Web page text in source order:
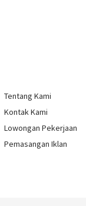
Tentang Kami
Kontak Kami
Lowongan Pekerjaan
Pemasangan Iklan